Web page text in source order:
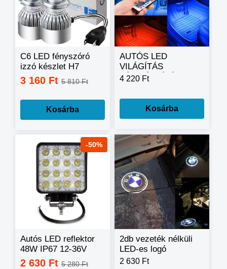
C6 LED fényszóró
izzó készlet H7
foglalattal
3 160 Ft 5 810 Ft
Kosárba
AUTÓS LED
VILÁGÍTÁS
TÁVIRÁNYÍTÓVAL,
4 db-os
4 220 Ft
Kosárba
-50%
Autós LED reflektor
48W IP67 12-36V
szögletes
2 630 Ft 5 280 Ft
2db vezeték nélküli
LED-es logó
világítás autóhoz
2 630 Ft